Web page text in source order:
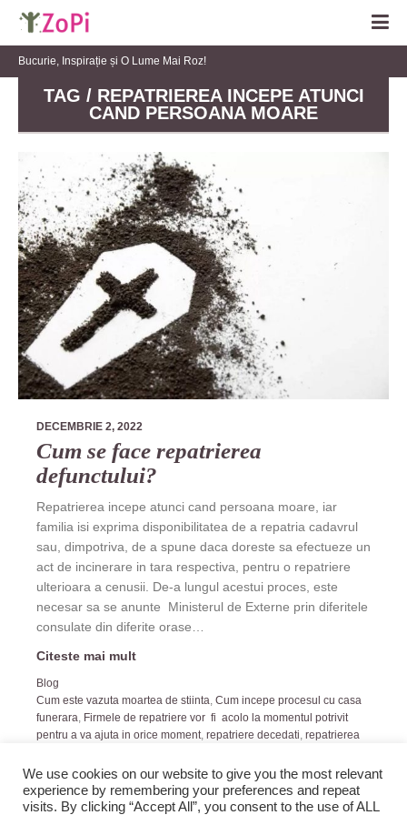
Bucurie, Inspirație și O Lume Mai Roz!
TAG / REPATRIEREA INCEPE ATUNCI
CAND PERSOANA MOARE
DECEMBRIE 2, 2022
Cum se face repatrierea
defunctului?
Repatrierea incepe atunci cand persoana moare, iar
familia isi exprima disponibilitatea de a repatria cadavrul
sau, dimpotriva, de a spune daca doreste sa efectueze un
act de incinerare in tara respectiva, pentru o repatriere
ulterioara a cenusii. De-a lungul acestui proces, este
necesar sa se anunte Ministerul de Externe prin diferitele
consulate din diferite orase…
Citeste mai mult
Blog
Cum este vazuta moartea de stiinta, Cum incepe procesul cu casa
funerara, Firmele de repatriere vor fi acolo la momentul potrivit
pentru a va ajuta in orice moment, repatriere decedati, repatrierea
We use cookies on our website to give you the most relevant
experience by remembering your preferences and repeat
visits. By clicking “Accept All”, you consent to the use of ALL